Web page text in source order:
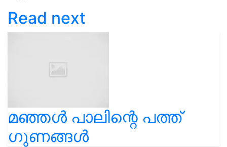
Read next
മഞ്ഞൾ പാലിന്റെ പത്ത്
ഗുണങ്ങൾ